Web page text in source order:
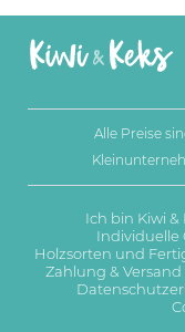
Alle Preise
Ich bin Kiwi &
Individuelle
Holzsorten und
Zahlung & Versand